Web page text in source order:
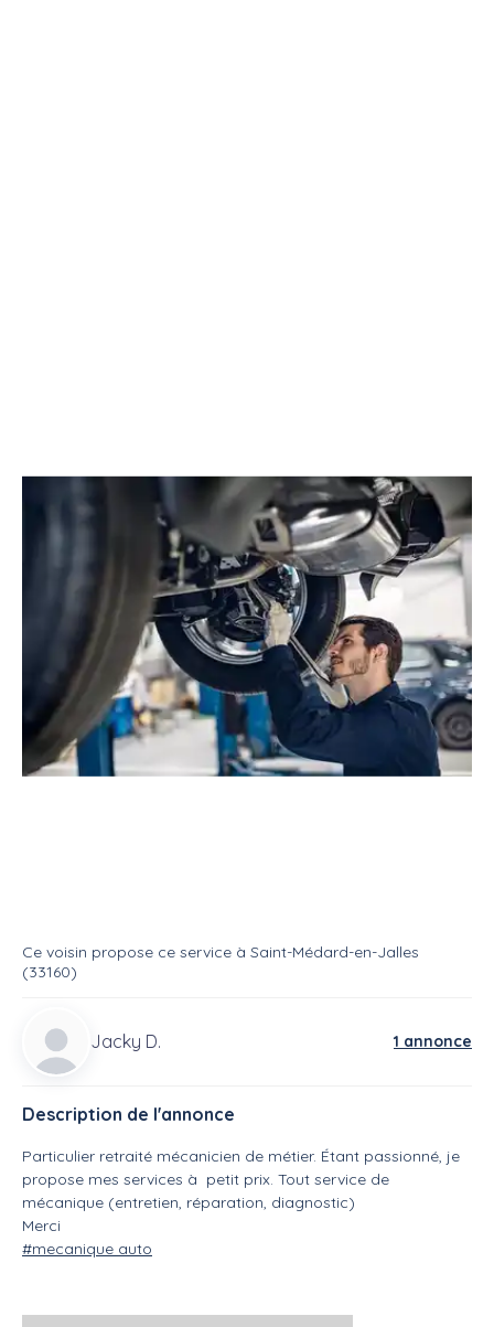
Réparateur Mécanicien automobile
Service : Mecanicien auto
Mecanique auto
Ce voisin propose ce service à Saint-Médard-en-Jalles
(33160)
Jacky D. 1 annonce
Description de l'annonce
Particulier retraité mécanicien de métier. Étant passionné, je
propose mes services à petit prix. Tout service de
mécanique (entretien, réparation, diagnostic)
Merci
#mecanique auto